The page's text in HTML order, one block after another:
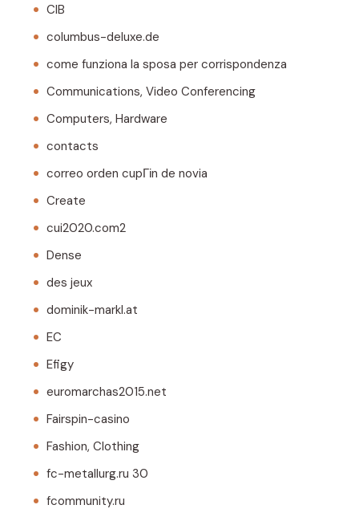
CIB
columbus-deluxe.de
come funziona la sposa per corrispondenza
Communications, Video Conferencing
Computers, Hardware
contacts
correo orden cupГіn de novia
Create
cui2020.com2
Dense
des jeux
dominik-markl.at
EC
Efigy
euromarchas2015.net
Fairspin-casino
Fashion, Clothing
fc-metallurg.ru 30
fcommunity.ru